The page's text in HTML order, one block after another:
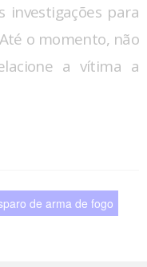
investigações para
o momento, não
a vítima a
de arma de fogo